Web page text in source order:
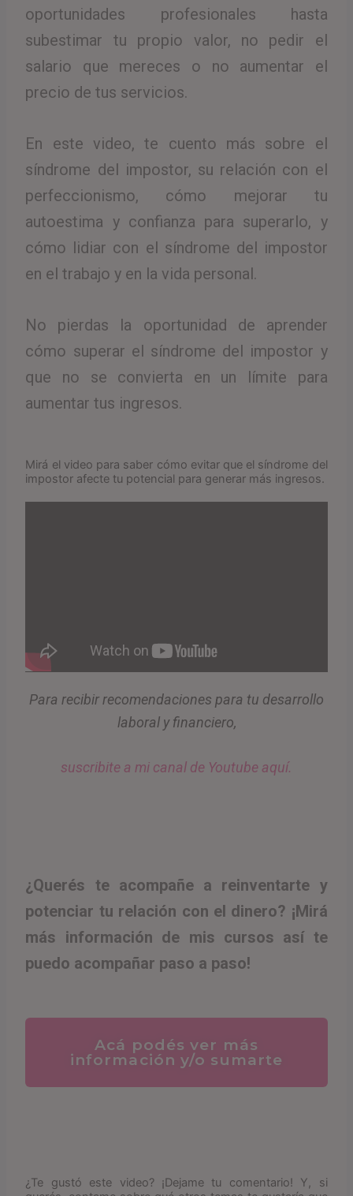
oportunidades profesionales hasta
subestimar tu propio valor, no pedir el
salario que mereces o no aumentar el
precio de tus servicios.
En este video, te cuento más sobre el
síndrome del impostor, su relación con el
perfeccionismo, cómo mejorar tu
autoestima y confianza para superarlo, y
cómo lidiar con el síndrome del impostor
en el trabajo y en la vida personal.
No pierdas la oportunidad de aprender
cómo superar el síndrome del impostor y
que no se convierta en un límite para
aumentar tus ingresos.
Mirá el video para saber cómo evitar que el síndrome del
impostor afecte tu potencial para generar más ingresos.
Para recibir recomendaciones para tu desarrollo
laboral y financiero,
suscribite a mi canal de Youtube aquí.
¿Querés te acompañe a reinventarte y
potenciar tu relación con el dinero? ¡Mirá
más información de mis cursos así te
puedo acompañar paso a paso!
Acá podés ver más
información y/o sumarte
¿Te gustó este video? ¡Dejame tu comentario! Y, si